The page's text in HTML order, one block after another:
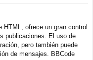
HTML, ofrece un gran control
publicaciones. El uso de
pero también puede
de mensajes. BBCode